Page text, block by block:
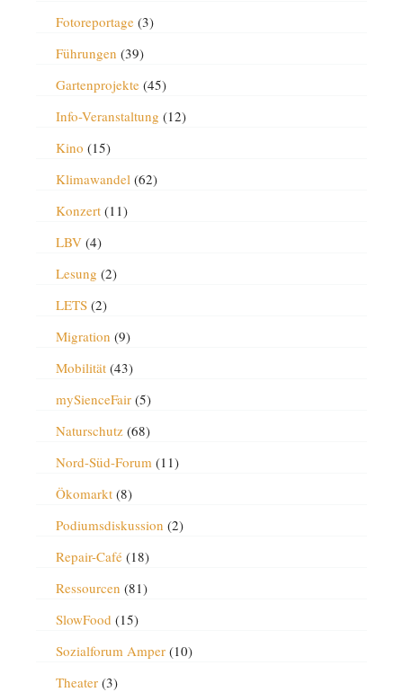
Fotoreportage(3)
Führungen (39)
Gartenprojekte(45)
Info-Veranstaltung (12)
Kino (15)
Klimawandel(62)
Konzert(11)
LBV(4)
Lesung (2)
LETS(2)
Migration (9)
Mobilität(43)
mySienceFair(5)
Naturschutz(68)
Nord-Süd-Forum(11)
Ökomarkt(8)
Podiumsdiskussion (2)
Repair-Café(18)
Ressourcen (81)
SlowFood (15)
Sozialforum Amper(10)
Theater(3)